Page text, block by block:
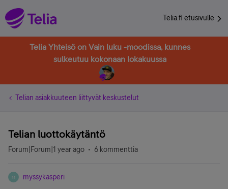
Telia.fi etusivulle
Telia Yhteisö on Vain luku -moodissa, kunnes
sulkeutuu kokonaan lokakuussa
Telian asiakkuuteen liittyvät keskustelut
Telian luottokäytäntö
Forum|Forum|1 year ago 6 kommenttia
M myssykasperi